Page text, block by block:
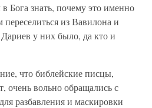
Бога знать, почему это именно
из Вавилона и
у них было, да кто и
что библейские писцы,
очень вольно обращались с
разбавления и маскировки